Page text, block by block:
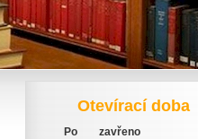
Otevírací doba
Po zavřeno